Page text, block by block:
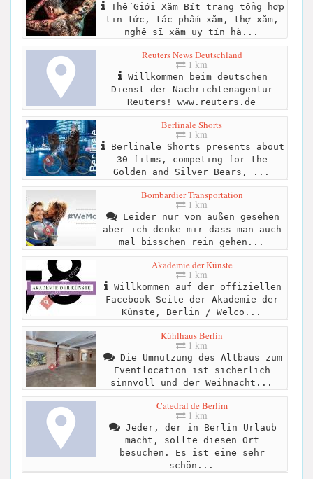
Thế Giới Xăm Bít trang tổng hợp
tin tức, tác phẩm xăm, thợ xăm,
nghệ sĩ xăm uy tín hà...
Reuters News Deutschland
1 km
Willkommen beim deutschen
Dienst der Nachrichtenagentur
Reuters! www.reuters.de
Berlinale Shorts
1 km
Berlinale Shorts presents about
30 films, competing for the
Golden and Silver Bears, ...
Bombardier Transportation
1 km
Leider nur von außen gesehen
aber ich denke mir dass man auch
mal bisschen rein gehen...
Akademie der Künste
1 km
Willkommen auf der offiziellen
Facebook-Seite der Akademie der
Künste, Berlin / Welco...
Kühlhaus Berlin
1 km
Die Umnutzung des Altbaus zum
Eventlocation ist sicherlich
sinnvoll und der Weihnacht...
Catedral de Berlim
1 km
Jeder, der in Berlin Urlaub
macht, sollte diesen Ort
besuchen. Es ist eine sehr
schön...